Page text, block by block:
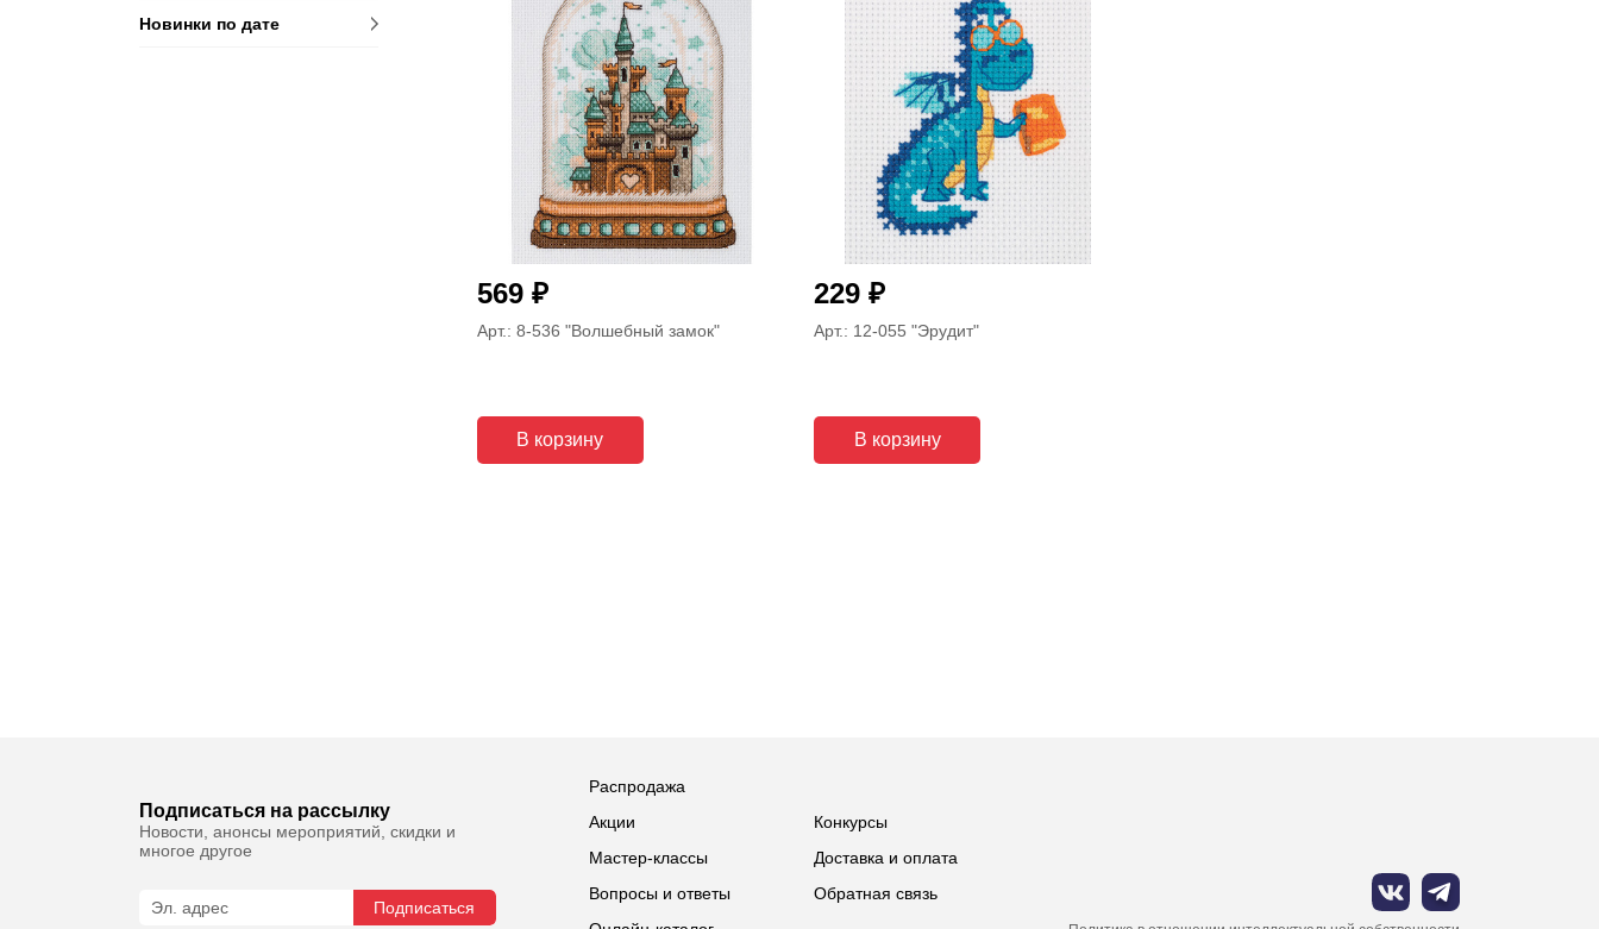
Новинки по дате
569 ₽
Арт.: 8-536 "Волшебный замок"
В корзину
229₽
Арт.: 12-055"Эрудит"
В корзину
Подписаться на рассылку
Новости, анонсы мероприятий, скидки и
многое другое
Подписаться
Распродажа
Акции
Мастер-классы
Вопросы и ответы
Конкурсы
Доставка и оплата
Обратная связь